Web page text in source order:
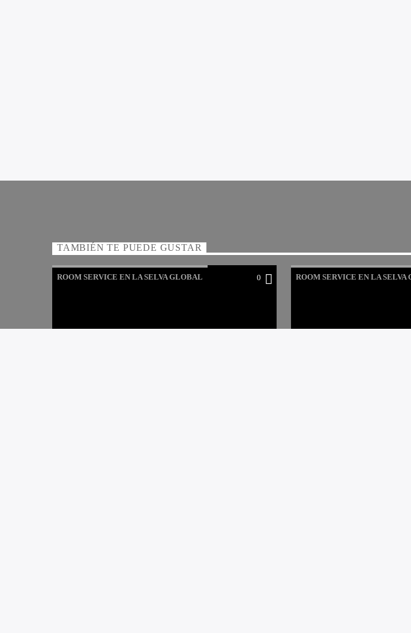
TAMBIÉN TE PUEDE GUSTAR
ROOM SERVICE EN LA SELVA GLOBAL 0 ROOM SERVICE EN LA SELVA